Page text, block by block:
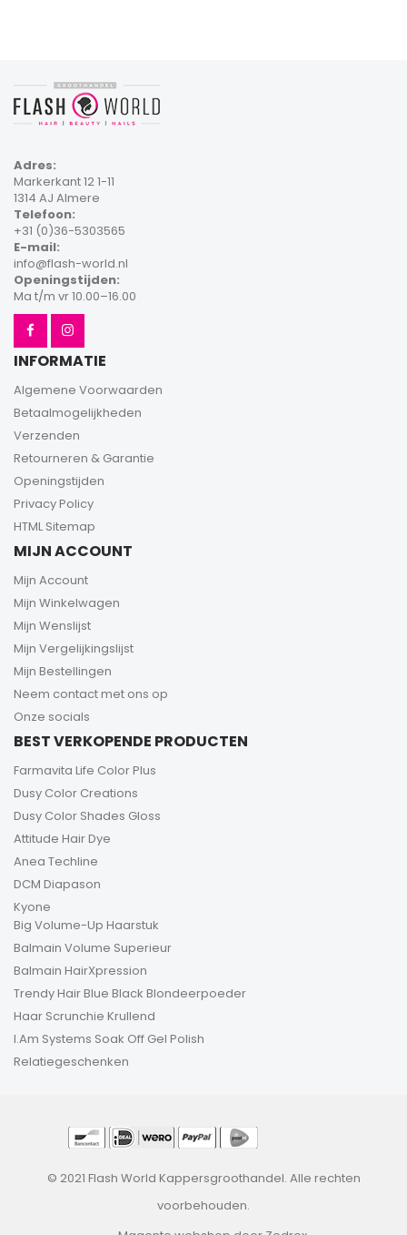
Adres:
Markerkant 12 1-11
1314 AJ Almere
Telefoon:
+31 (0)36-5303565
E-mail:
info@flash-world.nl
Openingstijden:
Ma t/m vr 10.00–16.00
INFORMATIE
Algemene Voorwaarden
Betaalmogelijkheden
Verzenden
Retourneren & Garantie
Openingstijden
Privacy Policy
HTML Sitemap
MIJN ACCOUNT
Mijn Account
Mijn Winkelwagen
Mijn Wenslijst
Mijn Vergelijkingslijst
Mijn Bestellingen
Neem contact met ons op
Onze socials
BEST VERKOPENDE PRODUCTEN
Farmavita Life Color Plus
Dusy Color Creations
Dusy Color Shades Gloss
Attitude Hair Dye
Anea Techline
DCM Diapason
Kyone
Big Volume-Up Haarstuk
Balmain Volume Superieur
Balmain HairXpression
Trendy Hair Blue Black Blondeerpoeder
Haar Scrunchie Krullend
I.Am Systems Soak Off Gel Polish
Relatiegeschenken
© 2021 Flash World Kappersgroothandel. Alle rechten
voorbehouden.